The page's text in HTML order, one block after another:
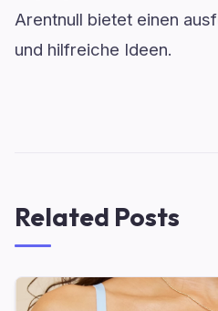
Arentnull bietet einen
und hilfreiche Ideen.
Related Posts